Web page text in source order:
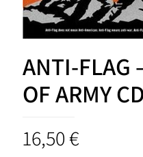
ANTI-FLAG
OF ARMY CD
16,50€